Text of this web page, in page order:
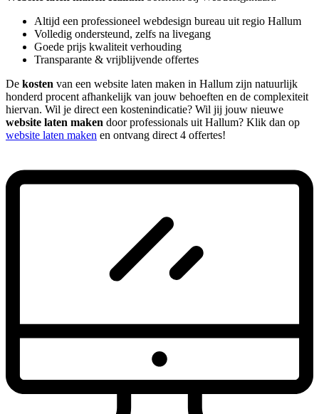
Altijd een professioneel webdesign bureau uit regio Hallum
Volledig ondersteund, zelfs na livegang
Goede prijs kwaliteit verhouding
Transparante & vrijblijvende offertes
De kosten van een website laten maken in Hallum zijn natuurlijk
honderd procent afhankelijk van jouw behoeften en de complexiteit
hiervan. Wil je direct een kostenindicatie? Wil jij jouw nieuwe
website laten maken door professionals uit Hallum? Klik dan op
website laten maken en ontvang direct 4 offertes!